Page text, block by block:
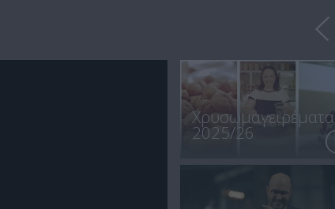
Χρυσωμαγειρέματα
2025/26